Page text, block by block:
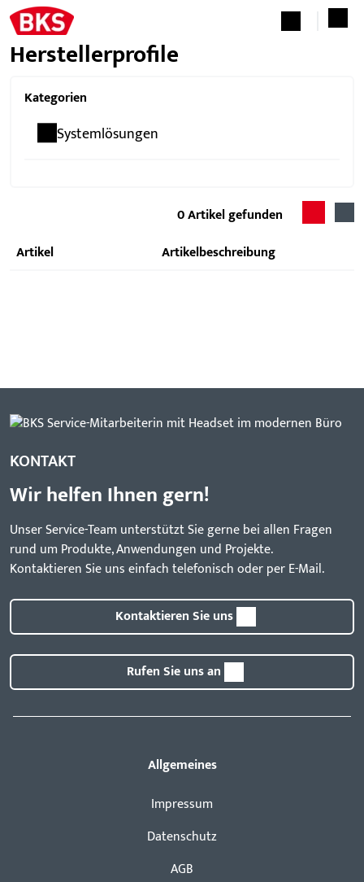
Herstellerprofile
Kategorien
Systemlösungen
Artikel gefunden
Artikel
Artikelbeschreibung
KONTAKT
Wir helfen Ihnen gern!
Unser Service-Team unterstützt Sie gerne bei allen Fragen
rund um Produkte, Anwendungen und Projekte.
Kontaktieren Sie uns einfach telefonisch oder per E-Mail.
Kontaktieren Sie uns
Rufen Sie uns an
Allgemeines
Impressum
Datenschutz
AGB